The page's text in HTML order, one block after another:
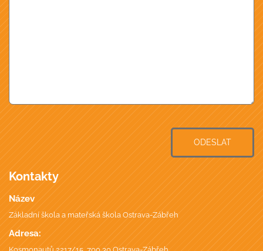
ODESLAT
Kontakty
Název
Základní škola a mateřská škola Ostrava-Zábřeh
Adresa: